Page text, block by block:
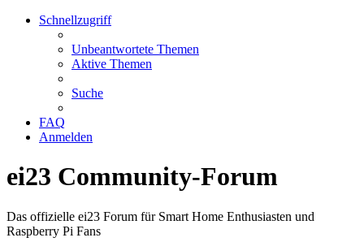
Schnellzugriff
Unbeantwortete Themen
Aktive Themen
Suche
FAQ
Anmelden
ei23 Community-Forum
Das offizielle ei23 Forum für Smart Home Enthusiasten und
Raspberry Pi Fans